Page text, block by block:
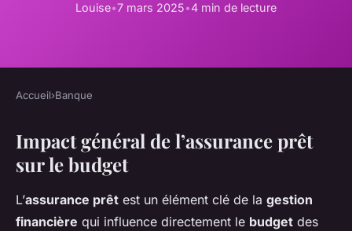
Louise•7 mars 2025•4 min de lecture
Accueil›Banque
Impact général de l’assurance prêt
sur le budget
L’assurance prêt est un élément clé de la gestion
financière qui influence directement le budget des